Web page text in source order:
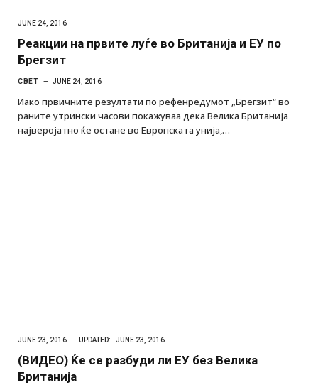
JUNE 24, 2016
Реакции на првите луѓе во Британија и ЕУ по
Брегзит
СВЕТ JUNE 24, 2016
Иако првичните резултати по рефенредумот „Брегзит“ во
раните утрински часови покажуваа дека Велика Британија
најверојатно ќе остане во Европската унија,…
JUNE 23, 2016 UPDATED: JUNE 23, 2016
(ВИДЕО) Ќе се разбуди ли ЕУ без Велика
Британија